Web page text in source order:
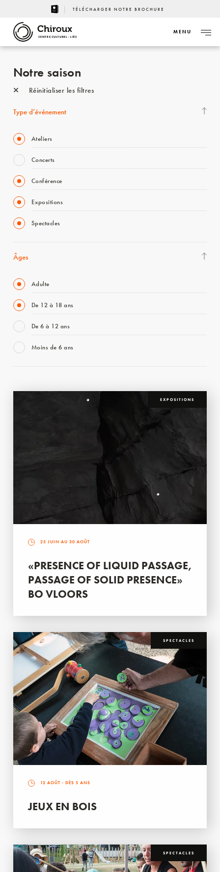
TÉLÉCHARGER NOTRE BROCHURE
CENTRE CULTUREL - LIÈGE
MENU
Notre saison
Réinitialiser les filtres
Type d’événement
Ateliers
Concerts
Conférence
Expositions
Spectacles
Âges
Adulte
De 12 à 18 ans
De 6 à 12 ans
Moins de 6 ans
EXPOSITIONS
25 JUIN AU 30 AOÛT
«PRESENCE OF LIQUID PASSAGE,
PASSAGE OF SOLID PRESENCE»
BO VLOORS
SPECTACLES
12 AOÛT - DÈS 5 ANS
JEUX EN BOIS
SPECTACLES